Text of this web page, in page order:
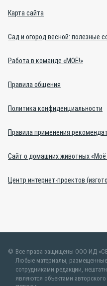
Карта сайта
Сад и огород весной: полезные
Работа в команде «МОЁ!»
Правила общения
Политика конфиденциальности
Правила применения
Сайт о домашних животных «Моё
Центр интернет-проектов
Все права защищены ООО ИД
Любые материалы, размещенные
сотрудниками редакции,
являются объектами